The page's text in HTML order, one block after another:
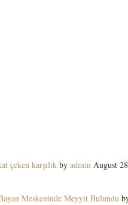
çeken karşılık by admin August
Meskeninde Meyyit Bulundu